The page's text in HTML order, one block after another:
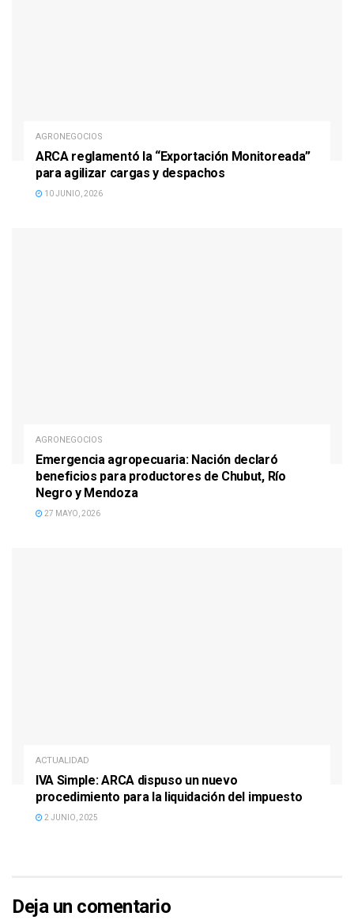
AGRONEGOCIOS
ARCA reglamentó la “Exportación Monitoreada”
para agilizar cargas y despachos
10 JUNIO, 2026
AGRONEGOCIOS
Emergencia agropecuaria: Nación declaró
beneficios para productores de Chubut, Río
Negro y Mendoza
27 MAYO, 2026
ACTUALIDAD
IVA Simple: ARCA dispuso un nuevo
procedimiento para la liquidación del impuesto
2 JUNIO, 2025
Deja un comentario